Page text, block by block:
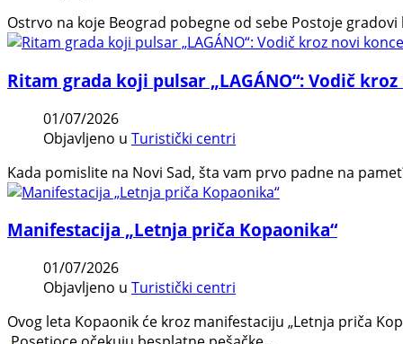
Ostrvo na koje Beograd pobegne od sebe Postoje
Ritam grada koji pulsar „LAGÁNO“: Vodič
01/07/2026
Objavljeno u Turistički centri
Kada pomislite na Novi Sad, šta vam prvo padne na
Manifestacija „Letnja priča Kopaonika“
01/07/2026
Objavljeno u Turistički centri
Ovog leta Kopaonik će kroz manifestaciju „Letnja priča